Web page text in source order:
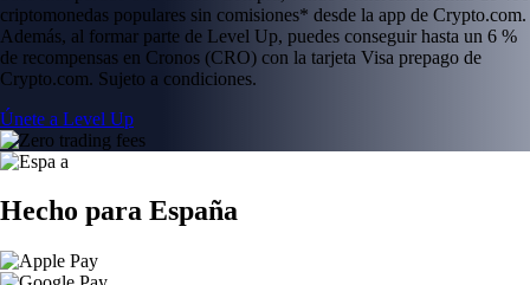
criptomonedas populares sin comisiones* desde la app de Crypto.com.
Además, al formar parte de Level Up, puedes conseguir hasta un 6 %
de recompensas en Cronos (CRO) con la tarjeta Visa prepago de
Crypto.com. Sujeto a condiciones.
Únete a Level Up
Hecho para España